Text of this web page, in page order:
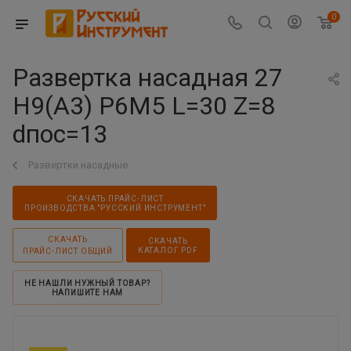
0
Развертка насадная 27
Н9(А3) Р6М5 L=30 Z=8
dпос=13
Развертки насадные
СКАЧАТЬ ПРАЙС-ЛИСТ
ПРОИЗВОДСТВА "РУССКИЙ ИНСТРУМЕНТ"
СКАЧАТЬ
ПРАЙС-ЛИСТ ОБЩИЙ
СКАЧАТЬ
КАТАЛОГ PDF
НЕ НАШЛИ НУЖНЫЙ ТОВАР?
НАПИШИТЕ НАМ